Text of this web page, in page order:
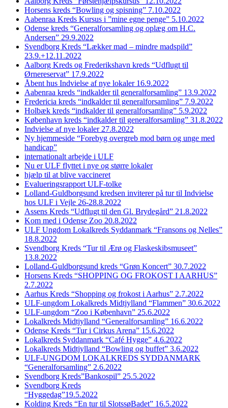
Horsens kreds “Bowling og spisning” 7.10.2022
Aabenraa Kreds Kursus i ”mine egne penge” 5.10.2022
Odense kreds “Generalforsamling og oplæg om H.C.
Andersen” 29.9.2022
Svendborg Kreds “Lækker mad – mindre madspild”
23.9.+12.11.2022
Aalborg Kreds og Frederikshavn kreds “Udflugt til
Ørnereservat” 17.9.2022
Åbent hus Indvielse af nye lokaler 16.9.2022
Aabenraa kreds “indkalder til generalforsamling” 13.9.2022
Fredericia kreds “indkalder til generalforsamling” 7.9.2022
Holbæk kreds “indkalder til generalforsamling” 5.9.2022
København kreds “indkalder til generalforsamling” 31.8.2022
Indvielse af nye lokaler 27.8.2022
Ny hjemmeside “Forebyg overgreb mod børn og unge med
handicap”
internationalt arbejde i ULF
Nu er ULF flyttet i nye og større lokaler
hjælp til at blive vaccineret
Evalueringsrapport ULF-tolke
Lolland-Guldborgsund kredsen inviterer på tur til Indvielse
hos ULF i Vejle 26-28.8.2022
Assens Kreds “Udflugt til den Gl. Brydegård” 21.8.2022
Kom med i Odense Zoo 20.8.2022
ULF Ungdom Lokalkreds Syddanmark “Fransons og Nelles”
18.8.2022
Svendborg Kreds “Tur til Ærø og Flaskeskibsmuseet”
13.8.2022
Lolland-Guldborgsund kreds “Grøn Koncert” 30.7.2022
Horsens Kreds “SHOPPING OG FROKOST I AARHUS”
2.7.2022
Aarhus Kreds “Shopping og frokost i Aarhus” 2.7.2022
ULF-ungdom Lokalkreds Midtjylland “Flammen” 30.6.2022
ULF-ungdom “Zoo i København” 25.6.2022
Lokalkreds Midtjylland “Generalforsamling” 16.6.2022
Odense Kreds “Tur i Cirkus Arena” 15.6.2022
Lokalkreds Syddanmark “Café Hygge” 4.6.2022
Lokalkreds Midtjylland “Bowling og buffet” 3.6.2022
ULF-UNGDOM LOKALKREDS SYDDANMARK
“Generalforsamling” 2.6.2022
Svendborg Kreds”Bankospil” 25.5.2022
Svendborg Kreds
“Hyggedag”19.5.2022
Kolding Kreds “En tur til SlotssøBadet” 16.5.2022